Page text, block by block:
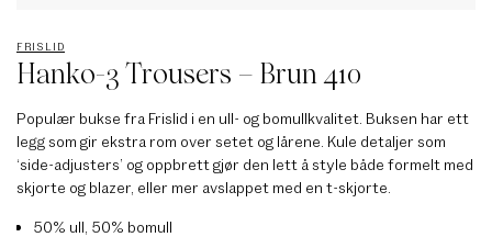
FRISLID
Hanko-3 Trousers – Brun 410
Populær bukse fra Frislid i en ull- og bomullkvalitet. Buksen har ett
legg som gir ekstra rom over setet og lårene. Kule detaljer som
‘side-adjusters’ og oppbrett gjør den lett å style både formelt med
skjorte og blazer, eller mer avslappet med en t-skjorte.
50% ull, 50% bomull